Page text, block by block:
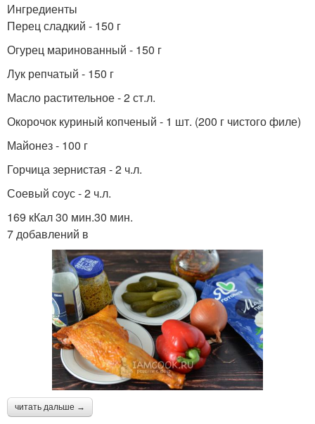
Ингредиенты
Перец сладкий - 150 г
Огурец маринованный - 150 г
Лук репчатый - 150 г
Масло растительное - 2 ст.л.
Окорочок куриный копченый - 1 шт. (200 г чистого филе)
Майонез - 100 г
Горчица зернистая - 2 ч.л.
Соевый соус - 2 ч.л.
169 кКал 30 мин.30 мин.
7 добавлений в
читать дальше →